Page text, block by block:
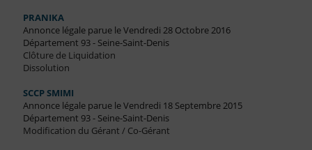
PRANIKA
Annonce légale parue le Vendredi 28 Octobre 2016
Département 93 - Seine-Saint-Denis
Clôture de Liquidation
Dissolution
SCCP SMIMI
Annonce légale parue le Vendredi 18 Septembre 2015
Département 93 - Seine-Saint-Denis
Modification du Gérant / Co-Gérant